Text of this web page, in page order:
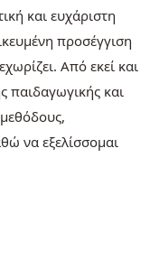
και ευχάριστη
προσέγγιση
Από εκεί και
παιδαγωγικής και
να εξελίσσομαι